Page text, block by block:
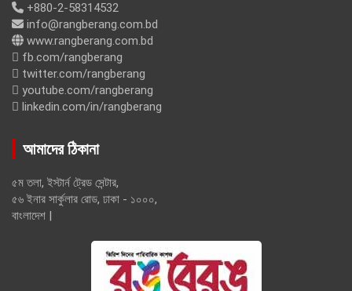
+880-2-58314532
info@rangberang.com.bd
www.rangberang.com.bd
fb.com/rangberang
twitter.com/rangberang
youtube.com/rangberang
linkedin.com/in/rangberang
আমাদের ঠিকানা
৫ম তলা, ইস্টার্ন ট্রেড সেন্টার,
৫৬ ইনার সার্কুলার রোড, ঢাকা - ১০০০,
বাংলাদেশ |